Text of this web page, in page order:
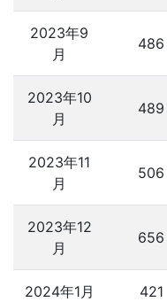
2023年9
月
486
2023年10
月
489
2023年11
月
506
2023年12
月
656
2024年1月 421